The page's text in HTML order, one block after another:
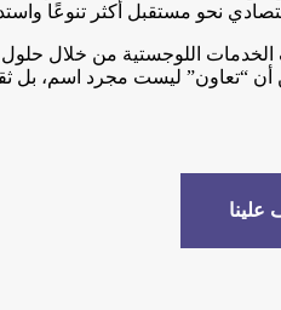
نحو مستقبل أكثر تنوعًا
الخدمات اللوجستية من خلال
أن “تعاون” ليست مجرد اسم،
علينا